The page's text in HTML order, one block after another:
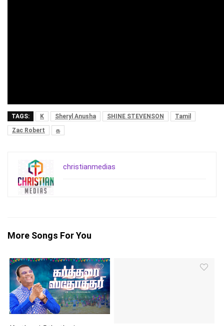
TAGS: K Sheryl Anusha SHINE STEVENSON
Tamil
Zac Robert
க
christianmedias
More Songs For You